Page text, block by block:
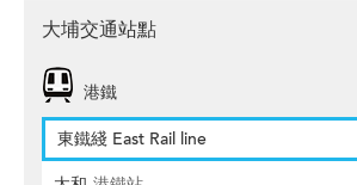
大埔交通站點
港鐵
東鐵綫 East Rail line